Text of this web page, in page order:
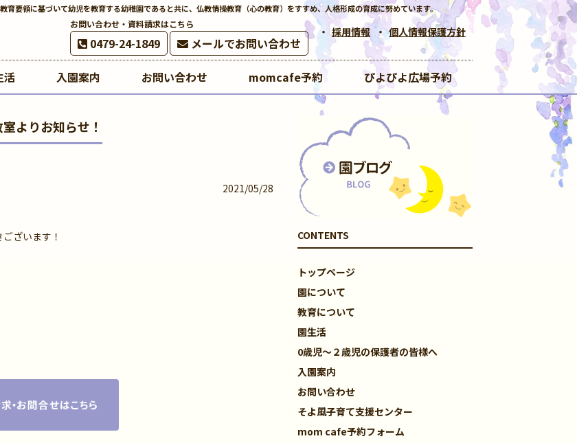
育要領に基づいて幼児を教育する幼稚園であると共に、仏教情操教育（心の教育）をすすめ、人格形成の育成に努めています。
お問い合わせ・資料請求はこちら
0479-24-1849 メールでお問い合わせ
採用情報 個人情報保護方針
活 入園案内 お問い合わせ momcafe予約 ぴよぴよ広場予約
よりお知らせ！
2021/05/28
ざいます！
CONTENTS
トップページ
園について
教育について
園生活
0歳児～２歳児の保護者の皆様へ
入園案内
お問い合わせ
そよ風子育て支援センター
mom cafe予約フォーム